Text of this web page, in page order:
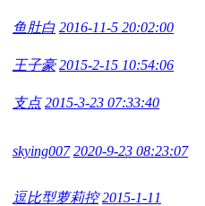
鱼肚白 2016-11-5 20:02:00
王子豪 2015-2-15 10:54:06
支点 2015-3-23 07:33:40
skying007 2020-9-23 08:23:07
逗比型萝莉控 2015-1-11